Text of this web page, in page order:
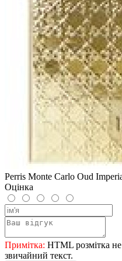
Perris Monte Carlo Oud
Оцінка
Примітка: HTML розмітка
звичайний текст.